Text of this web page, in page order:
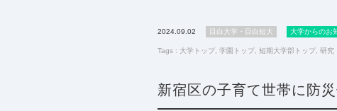
2024.09.02 目白大学・目白短大 大学からのお
Tags : 大学トップ 学園トップ 短期大学部トップ 研究
新宿区の子育て世帯に防